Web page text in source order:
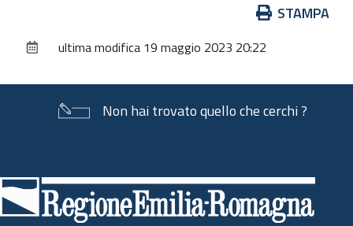
documento
STAMPA
ultima modifica 19 maggio 2023 20:22
Non hai trovato quello che cerchi ?
di
pagina